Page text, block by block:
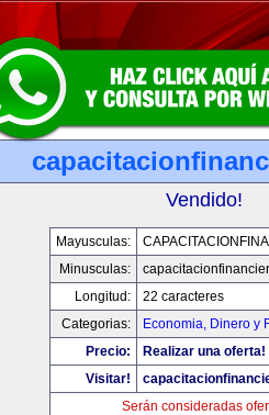
Vendido!
Mayusculas:
Minusculas:
Longitud:
22 caracteres
Categorias:
Economia, Dinero y
Precio:
Realizar una oferta!
Visitar!
Serán consideradas